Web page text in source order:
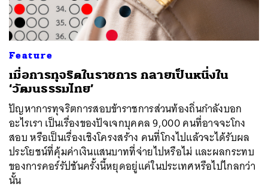
Feature
เมื่อการทุจริตในราชการ กลายเป็นหนึ่งใน
‘วัฒนธรรมไทย’
ปัญหาการทุจริตการสอบข้าราชการส่วนท้องถิ่นกำลังบอก
อะไรเรา เป็นเรื่องของปัจเจกบุคคล 9,000 คนที่อาจจะโกง
สอบ หรือเป็นเรื่องเชิงโครงสร้าง คนที่โกงไปแล้วจะได้รับผล
ประโยชน์ที่คุ้มค่าเงินแสนบาทที่จ่ายไปหรือไม่ และผลกระทบ
ของการคอร์รัปชันครั้งนี้หยุดอยู่แค่ในประเทศหรือไปไกลกว่า
นั้น